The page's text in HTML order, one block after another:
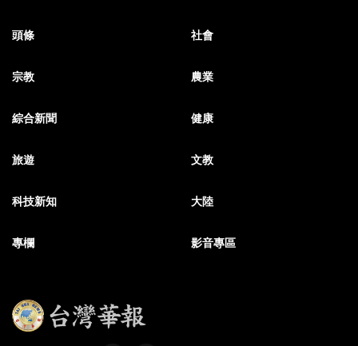
頭條 社會
宗教 農業
綜合新聞 健康
旅遊 文教
科技新知 大陸
專欄 影音專區